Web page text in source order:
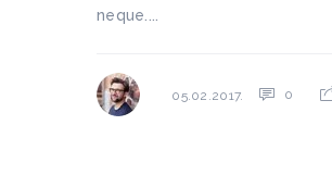
neque....
05.02.2017. 0